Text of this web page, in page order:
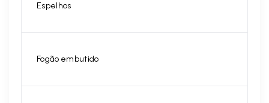
Espelhos
Fogão embutido